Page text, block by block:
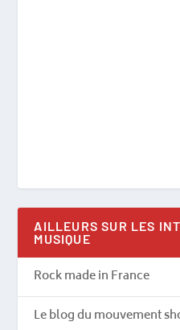
AILLEURS SUR LES
MUSIQUE
Rock made in France
Le blog du mouvement